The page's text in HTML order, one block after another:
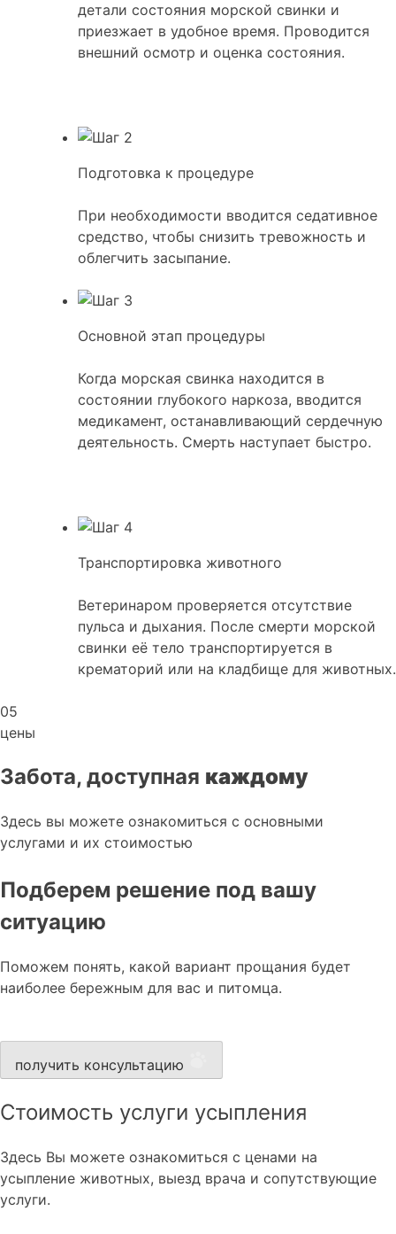
детали состояния морской свинки и
приезжает в удобное время. Проводится
внешний осмотр и оценка состояния.
Подготовка к процедуре
При необходимости вводится седативное
средство, чтобы снизить тревожность и
облегчить засыпание.
Основной этап процедуры
Когда морская свинка находится в
состоянии глубокого наркоза, вводится
медикамент, останавливающий сердечную
деятельность. Смерть наступает быстро.
Транспортировка животного
Ветеринаром проверяется отсутствие
пульса и дыхания. После смерти морской
свинки её тело транспортируется в
крематорий или на кладбище для животных.
05
цены
Забота, доступная каждому
Здесь вы можете ознакомиться с основными
услугами и их стоимостью
Подберем решение под вашу
ситуацию
Поможем понять, какой вариант прощания будет
наиболее бережным для вас и питомца.
получить консультацию
Стоимость услуги усыпления
Здесь Вы можете ознакомиться с ценами на
усыпление животных, выезд врача и сопутствующие
услуги.